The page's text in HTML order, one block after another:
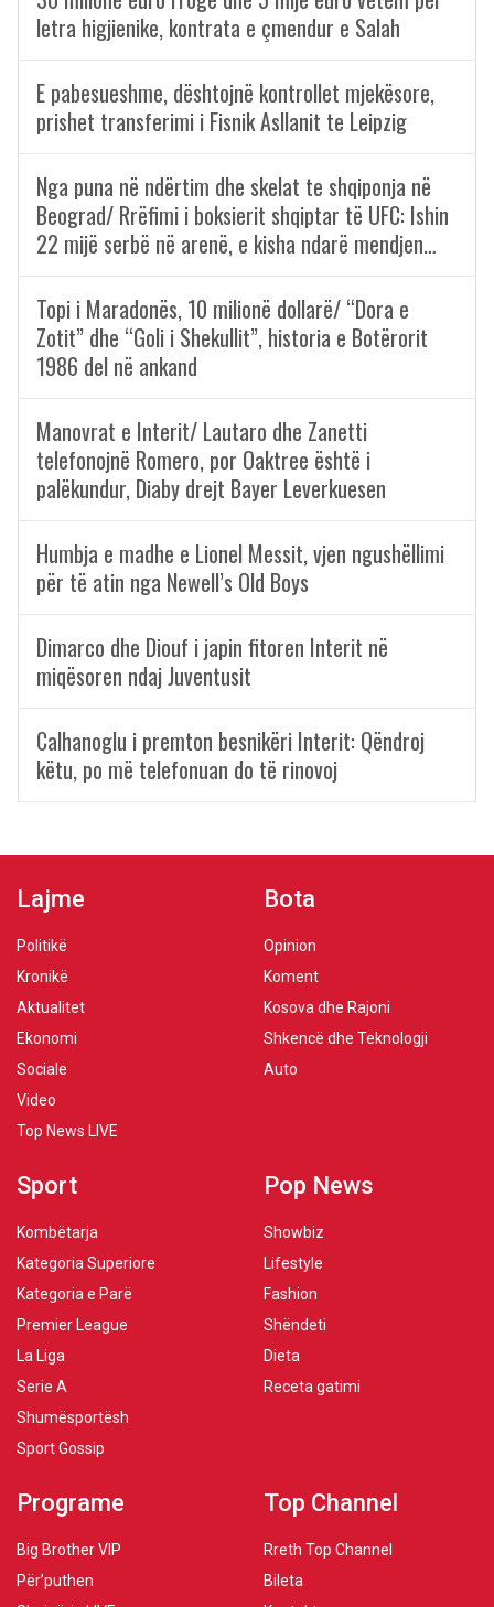
letra higjienike, kontrata e çmendur e Salah
E pabesueshme, dështojnë kontrollet mjekësore,
prishet transferimi i Fisnik Asllanit te Leipzig
Nga puna në ndërtim dhe skelat te shqiponja në
Beograd/ Rrëfimi i boksierit shqiptar të UFC: Ishin
22 mijë serbë në arenë, e kisha ndarë mendjen…
Topi i Maradonës, 10 milionë dollarë/ “Dora e
Zotit” dhe “Goli i Shekullit”, historia e Botërorit
1986 del në ankand
Manovrat e Interit/ Lautaro dhe Zanetti
telefonojnë Romero, por Oaktree është i
palëkundur, Diaby drejt Bayer Leverkuesen
Humbja e madhe e Lionel Messit, vjen ngushëllimi
për të atin nga Newell’s Old Boys
Dimarco dhe Diouf i japin fitoren Interit në
miqësoren ndaj Juventusit
Calhanoglu i premton besnikëri Interit: Qëndroj
këtu, po më telefonuan do të rinovoj
Lajme
Politikë
Kronikë
Aktualitet
Ekonomi
Sociale
Video
Top News LIVE
Bota
Opinion
Koment
Kosova dhe Rajoni
Shkencë dhe Teknologji
Auto
Sport
Kombëtarja
Kategoria Superiore
Kategoria e Parë
Premier League
La Liga
Serie A
Shumësportësh
Sport Gossip
Pop News
Showbiz
Lifestyle
Fashion
Shëndeti
Dieta
Receta gatimi
Programe
Big Brother VIP
Për’puthen
Top Channel
Rreth Top Channel
Bileta